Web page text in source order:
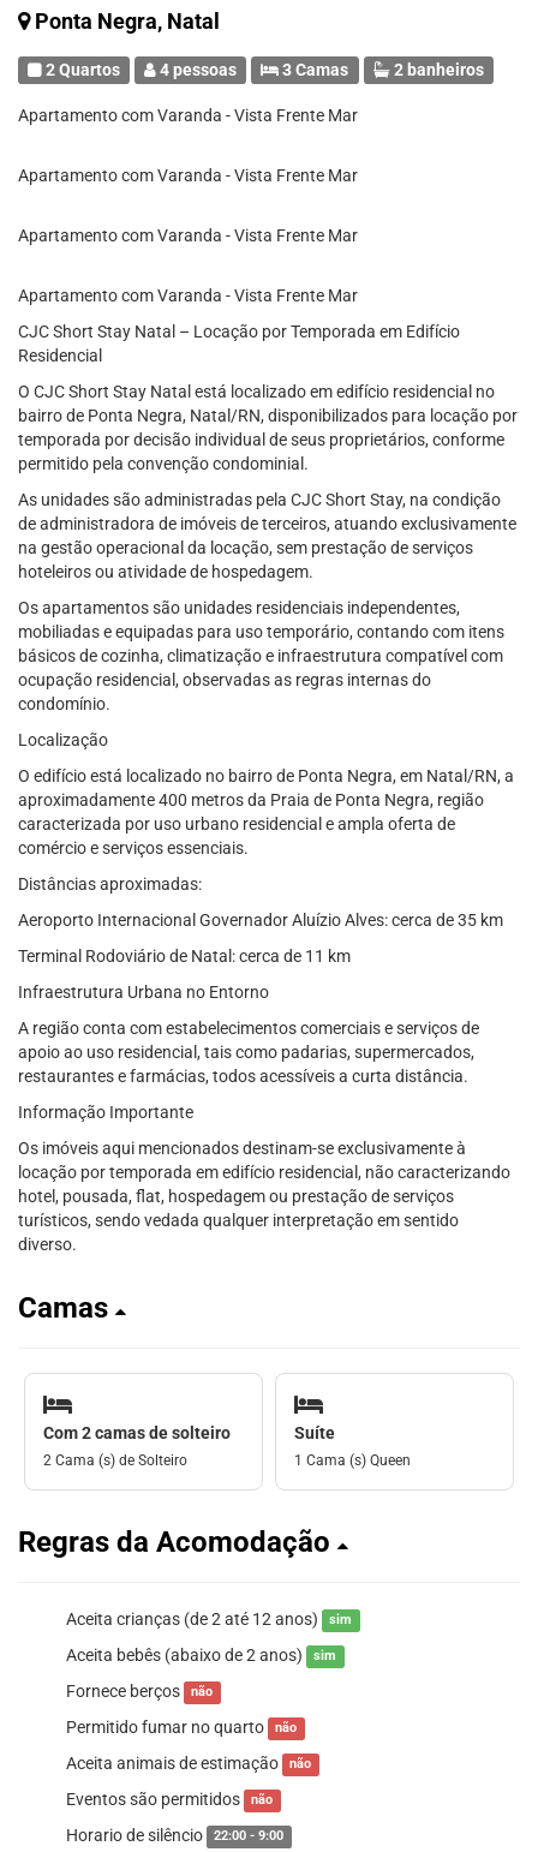
Ponta Negra, Natal
2 Quartos 4 pessoas 3 Camas 2 banheiros
Apartamento com Varanda - Vista Frente Mar
Apartamento com Varanda - Vista Frente Mar
Apartamento com Varanda - Vista Frente Mar
Apartamento com Varanda - Vista Frente Mar
CJC Short Stay Natal – Locação por Temporada em Edifício
Residencial
O CJC Short Stay Natal está localizado em edifício residencial no
bairro de Ponta Negra, Natal/RN, disponibilizados para locação por
temporada por decisão individual de seus proprietários, conforme
permitido pela convenção condominial.
As unidades são administradas pela CJC Short Stay, na condição
de administradora de imóveis de terceiros, atuando exclusivamente
na gestão operacional da locação, sem prestação de serviços
hoteleiros ou atividade de hospedagem.
Os apartamentos são unidades residenciais independentes,
mobiliadas e equipadas para uso temporário, contando com itens
básicos de cozinha, climatização e infraestrutura compatível com
ocupação residencial, observadas as regras internas do
condomínio.
Localização
O edifício está localizado no bairro de Ponta Negra, em Natal/RN, a
aproximadamente 400 metros da Praia de Ponta Negra, região
caracterizada por uso urbano residencial e ampla oferta de
comércio e serviços essenciais.
Distâncias aproximadas:
Aeroporto Internacional Governador Aluízio Alves: cerca de 35 km
Terminal Rodoviário de Natal: cerca de 11 km
Infraestrutura Urbana no Entorno
A região conta com estabelecimentos comerciais e serviços de
apoio ao uso residencial, tais como padarias, supermercados,
restaurantes e farmácias, todos acessíveis a curta distância.
Informação Importante
Os imóveis aqui mencionados destinam-se exclusivamente à
locação por temporada em edifício residencial, não caracterizando
hotel, pousada, flat, hospedagem ou prestação de serviços
turísticos, sendo vedada qualquer interpretação em sentido
diverso.
Camas
Com 2 camas de solteiro
2 Cama (s) de Solteiro
Suíte
1 Cama (s) Queen
Regras da Acomodação
Aceita crianças (de 2 até 12 anos) sim
Aceita bebês (abaixo de 2 anos) sim
Fornece berços não
Permitido fumar no quarto não
Aceita animais de estimação não
Eventos são permitidos não
Horario de silêncio 22:00 - 9:00